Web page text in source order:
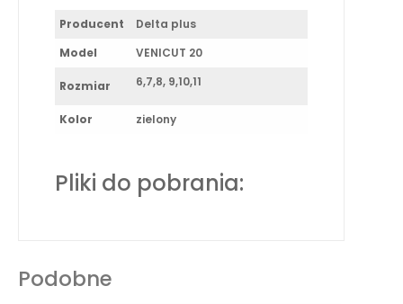
Producent
Delta plus
Model
VENICUT 20
Rozmiar 6,7,8, 9,10,11
Kolor zielony
Pliki do pobrania:
Podobne